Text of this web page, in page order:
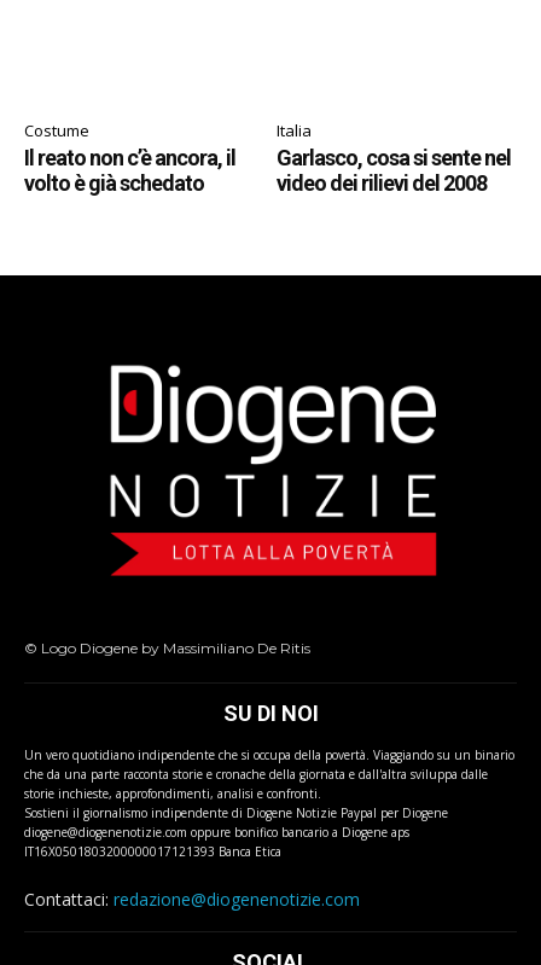
Costume
Il reato non c’è ancora, il
volto è già schedato
Italia
Garlasco, cosa si sente nel
video dei rilievi del 2008
© Logo Diogene by Massimiliano De Ritis
SU DI NOI
Un vero quotidiano indipendente che si occupa della povertà. Viaggiando su un binario
che da una parte racconta storie e cronache della giornata e dall'altra sviluppa dalle
storie inchieste, approfondimenti, analisi e confronti.
Sostieni il giornalismo indipendente di Diogene Notizie Paypal per Diogene
diogene@diogenenotizie.com oppure bonifico bancario a Diogene aps
IT16X0501803200000017121393 Banca Etica
Contattaci: redazione@diogenenotizie.com